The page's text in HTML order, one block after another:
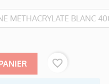
favorite_border